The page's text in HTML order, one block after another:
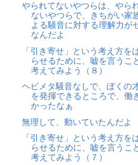
やられてないやつらは、やら
ないやつらで、きちがい家
よる騒音に対する理解力が
なんだよ
「引き寄せ」という考え方を
らせるために、嘘を言うこ
考えてみよう（８）
ヘビメタ騒音なしで、ぼくの
を発揮できるところで、働
かったなぁ
無理して、動いていたんだよ
「引き寄せ」という考え方を
らせるために、嘘を言うこ
考えてみよう（７）